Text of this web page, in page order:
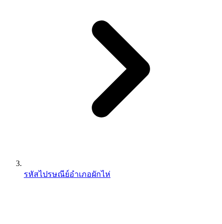
รหัสไปรษณีย์อำเภอผักไห่